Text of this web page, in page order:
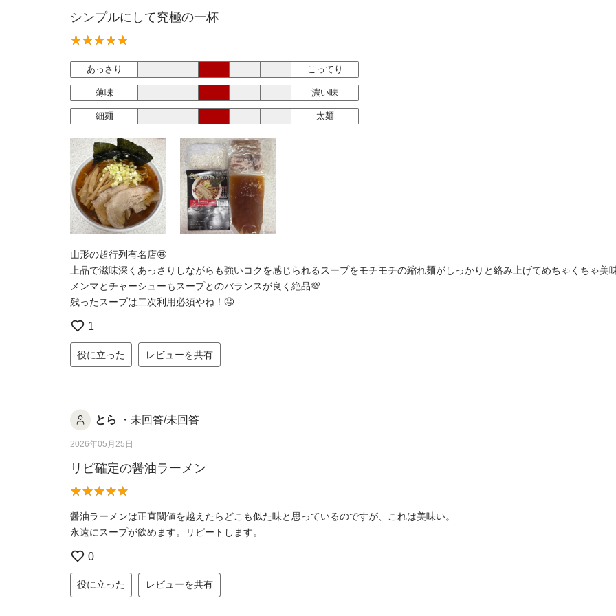
シンプルにして究極の一杯
あっさり こってり
薄味 濃い味
細麺 太麺
山形の超行列有名店🤩
上品で滋味深くあっさりしながらも強いコクを感じられるスープをモチモチの縮れ麺がしっかりと絡み上げてめちゃくちゃ美
メンマとチャーシューもスープとのバランスが良く絶品💯
残ったスープは二次利用必須やね！🤤
1
役に立った レビューを共有
とら ・未回答/未回答
2026年05月25日
リピ確定の醤油ラーメン
醤油ラーメンは正直閾値を越えたらどこも似た味と思っているのですが、これは美味い。
永遠にスープが飲めます。リピートします。
0
役に立った レビューを共有